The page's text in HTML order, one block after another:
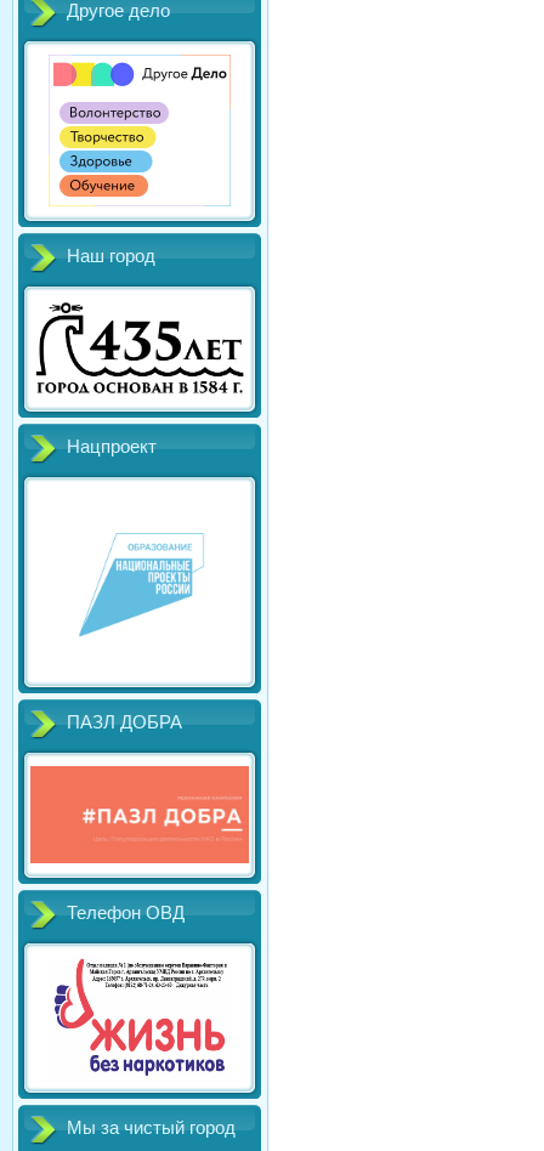
Другое дело
Наш город
Нацпроект
ПАЗЛ ДОБРА
Телефон ОВД
Мы за чистый город